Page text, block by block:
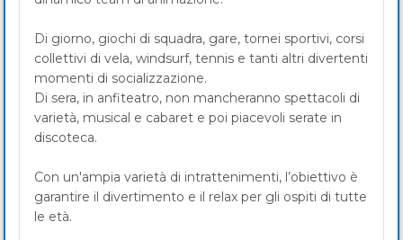
Di giorno, giochi di squadra, gare, tornei sportivi, corsi
collettivi di vela, windsurf, tennis e tanti altri divertenti
momenti di socializzazione.
Di sera, in anfiteatro, non mancheranno spettacoli di
varietà, musical e cabaret e poi piacevoli serate in
discoteca.
Con un'ampia varietà di intrattenimenti, l’obiettivo è
garantire il divertimento e il relax per gli ospiti di tutte
le età.